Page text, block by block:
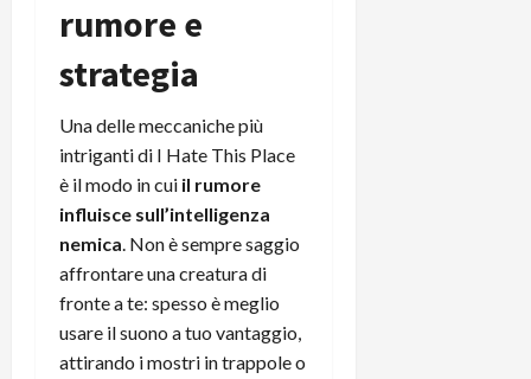
rumore e
strategia
Una delle meccaniche più
intriganti di I Hate This Place
è il modo in cui il rumore
influisce sull’intelligenza
nemica. Non è sempre saggio
affrontare una creatura di
fronte a te: spesso è meglio
usare il suono a tuo vantaggio,
attirando i mostri in trappole o